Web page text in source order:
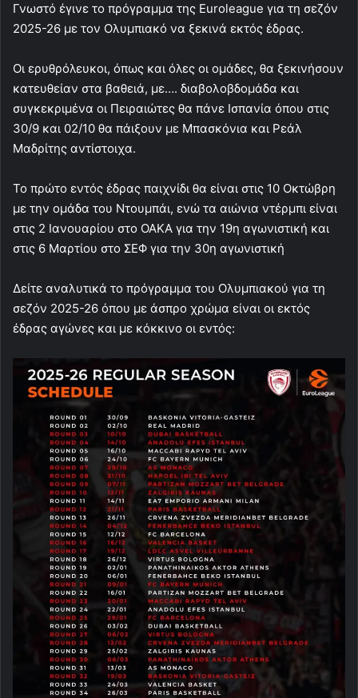
Γνωστό έγινε το πρόγραμμα της Euroleague για τη σεζόν
2025-26 με τον Ολυμπιακό να ξεκινά εκτός έδρας.
Οι ερυθρόλευκοι, όπως και όλες οι ομάδες, θα ξεκινήσουν
κατευθείαν στα βαθειά, με…. διαβολοβδομάδα και
συγκεκριμένα οι Πειραιώτες θα πάνε Ισπανία όπου στις
30/9 και 02/10 θα πάιξουν με Μπασκόνια και Ρεάλ
Μαδρίτης αντίστοιχα.
Το πρώτο εντός έδρας παιχνίδι θα είναι στις 10 Οκτώβρη
με την ομάδα του Ντουμπάι, ενώ τα αιώνια ντέρμπι είναι
στις 2 Ιανουαρίου στο ΟΑΚΑ για την 19η αγωνιστική και
στις 6 Μαρτίου στο ΣΕΦ για την 30η αγωνιστική
Δείτε αναλυτικά το πρόγραμμα του Ολυμπιακού για τη
σεζόν 2025-26 όπου με άσπρο χρώμα είναι οι εκτός
έδρας αγώνες και με κόκκινο οι εντός: